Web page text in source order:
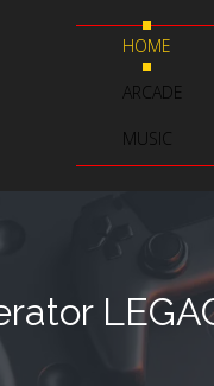
HOME
ARCADE
MUSIC